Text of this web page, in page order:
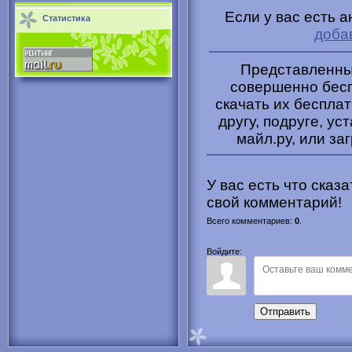
Статистика
Если у вас есть
совершенно
скачать их
другу, подруге,
майл.ру, или
У вас есть что
свой комментарий!
Всего комментариев: 0
Войдите:
Отправить